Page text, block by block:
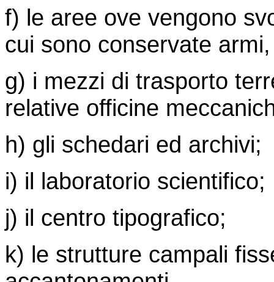
f) le aree ove vengono
cui sono conservate
g) i mezzi di trasporto
relative officine
h) gli schedari ed archivi;
i) il laboratorio scientifico;
j) il centro tipografico;
k) le strutture campali